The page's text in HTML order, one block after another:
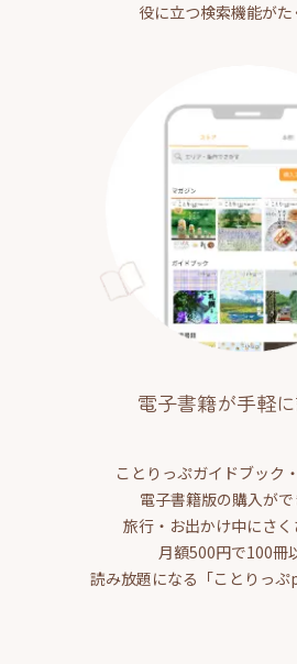
役に立つ検索機能がた
電子書籍が手軽
ことりっぷガイドブック
電子書籍版の購入がで
旅行・お出かけ中にさ
月額500円で100冊
読み放題になる「ことりっぷ